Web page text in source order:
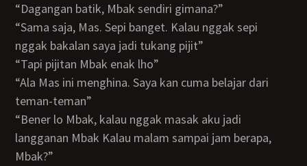
“Dagangan batik, Mbak sendiri gimana?”
“Sama saja, Mas. Sepi banget. Kalau nggak sepi
nggak bakalan saya jadi tukang pijit”
“Tapi pijitan Mbak enak lho”
“Ala Mas ini menghina. Saya kan cuma belajar dari
teman-teman”
“Bener lo Mbak, kalau nggak masak aku jadi
langganan Mbak Kalau malam sampai jam berapa,
Mbak?”